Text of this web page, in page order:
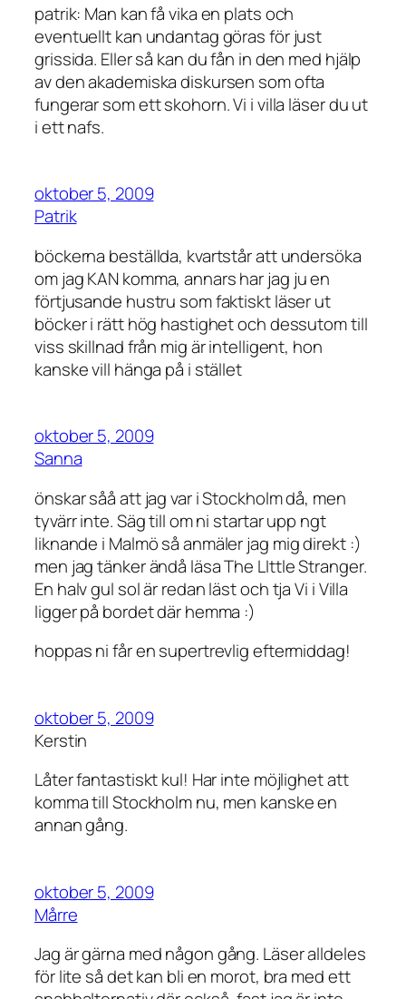
patrik: Man kan få vika en plats och
eventuellt kan undantag göras för just
grissida. Eller så kan du fån in den med hjälp
av den akademiska diskursen som ofta
fungerar som ett skohorn. Vi i villa läser du ut
i ett nafs.
oktober 5, 2009
Patrik
böckerna beställda, kvartstår att undersöka
om jag KAN komma, annars har jag ju en
förtjusande hustru som faktiskt läser ut
böcker i rätt hög hastighet och dessutom till
viss skillnad från mig är intelligent, hon
kanske vill hänga på i stället
oktober 5, 2009
Sanna
önskar såå att jag var i Stockholm då, men
tyvärr inte. Säg till om ni startar upp ngt
liknande i Malmö så anmäler jag mig direkt :)
men jag tänker ändå läsa The LIttle Stranger.
En halv gul sol är redan läst och tja Vi i Villa
ligger på bordet där hemma :)
hoppas ni får en supertrevlig eftermiddag!
oktober 5, 2009
Kerstin
Låter fantastiskt kul! Har inte möjlighet att
komma till Stockholm nu, men kanske en
annan gång.
oktober 5, 2009
Mårre
Jag är gärna med någon gång. Läser alldeles
för lite så det kan bli en morot, bra med ett